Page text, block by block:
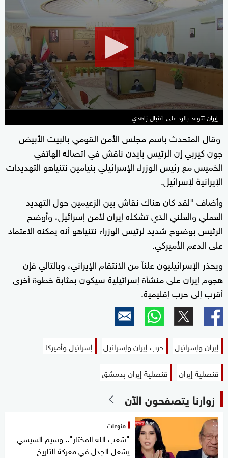
minutes,
29
seconds
إيران تتوعد بالرد على اغتيال زاهدي
وقال المتحدث باسم مجلس الأمن القومي بالبيت الأبيض
جون كيربي إن الرئيس بايدن ناقش في اتصاله الهاتفي
الخميس مع رئيس الوزراء الإسرائيلي بنيامين نتنياهو التهديدات
الإيرانية لإسرائيل.
وأضاف "لقد كان هناك نقاش بين الزعيمين حول التهديد
العملي والعلني الذي تشكله إيران لأمن إسرائيل، وأوضح
الرئيس بوضوح شديد لرئيس الوزراء نتنياهو أنه يمكنه الاعتماد
على الدعم الأميركي.
ويحذر الإسرائيليون علناً من الانتقام الإيراني، وبالتالي فإن
هجوم إيران على منشأة إسرائيلية سيكون بمثابة خطوة أخرى
أقرب إلى حرب إقليمية.
إيران وإسرائيل حرب إيران وإسرائيل
إسرائيل وأميركا
قنصلية إيران
قنصلية إيران بدمشق
زوارنا يتصفحون الآن
منوعات
"شعب الله المختار".. وسيم السيسي
يشعل الجدل في معركة التاريخ